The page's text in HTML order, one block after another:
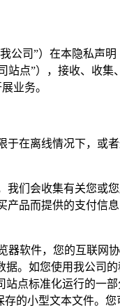
公司”）在本隐私声
点”），接收、收
业务。
在离线情况下，或
们会收集有关您或
品而提供的支付信
软件，您的互联网
。如您使用我公司
点标准化运行的一
的小型文本文件。